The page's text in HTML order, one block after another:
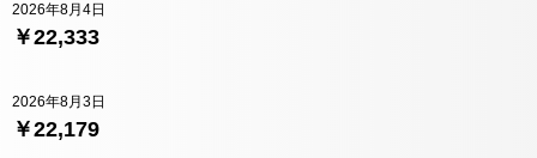
￥22,333
2026年8月4日
￥22,179
2026年8月3日